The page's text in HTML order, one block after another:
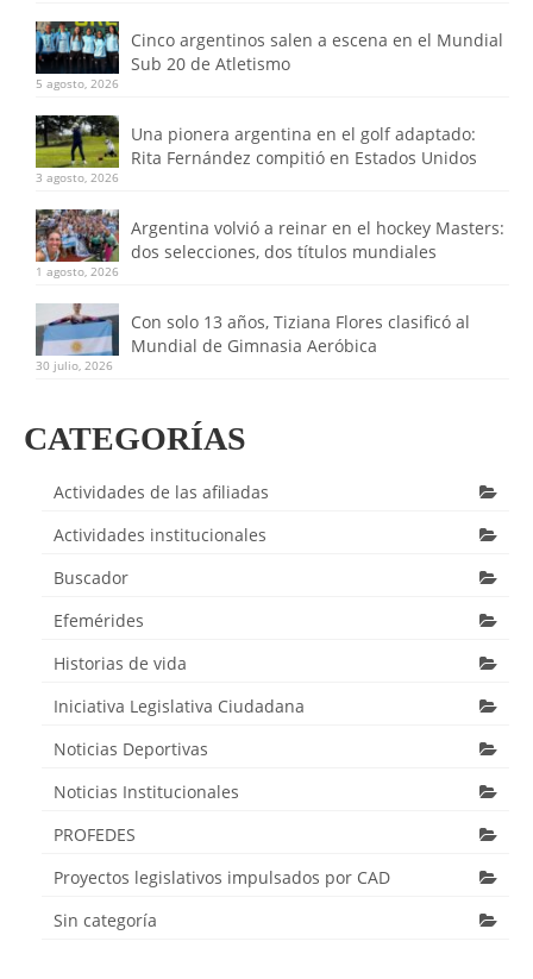
Cinco argentinos salen a escena en el Mundial
Sub 20 de Atletismo
5 agosto, 2026
Una pionera argentina en el golf adaptado:
Rita Fernández compitió en Estados Unidos
3 agosto, 2026
Argentina volvió a reinar en el hockey Masters:
dos selecciones, dos títulos mundiales
1 agosto, 2026
Con solo 13 años, Tiziana Flores clasificó al
Mundial de Gimnasia Aeróbica
30 julio, 2026
CATEGORÍAS
Actividades de las afiliadas
Actividades institucionales
Buscador
Efemérides
Historias de vida
Iniciativa Legislativa Ciudadana
Noticias Deportivas
Noticias Institucionales
PROFEDES
Proyectos legislativos impulsados por CAD
Sin categoría